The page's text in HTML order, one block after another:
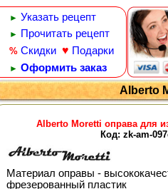
► Указать рецепт
► Прочитать рецепт
% Скидки ♥ Подарки
► Оформить заказ
Alberto
Alberto Moretti оправа для
Код: zk-am-
Материал оправы -
фрезерованный пластик